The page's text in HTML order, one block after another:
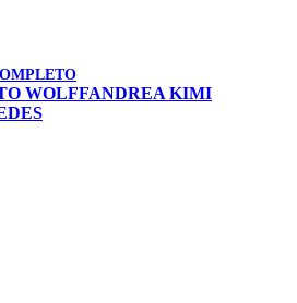
WOLFFANDREA KIMI